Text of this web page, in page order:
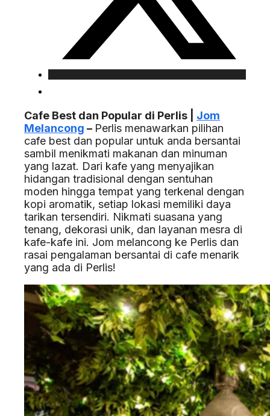
Cafe Best dan Popular di Perlis | Jom
Melancong – Perlis menawarkan pilihan
cafe best dan popular untuk anda bersantai
sambil menikmati makanan dan minuman
yang lazat. Dari kafe yang menyajikan
hidangan tradisional dengan sentuhan
moden hingga tempat yang terkenal dengan
kopi aromatik, setiap lokasi memiliki daya
tarikan tersendiri. Nikmati suasana yang
tenang, dekorasi unik, dan layanan mesra di
kafe-kafe ini. Jom melancong ke Perlis dan
rasai pengalaman bersantai di cafe menarik
yang ada di Perlis!